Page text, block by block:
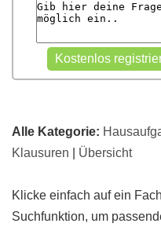
Alle Kategorie:
Klausuren
Übersicht
Klicke einfach auf ein
Suchfunktion, um